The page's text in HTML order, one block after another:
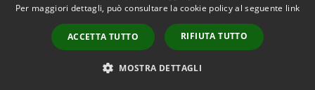
Area riservata
amministratori comunali
Portale Dipendente
Comunicazioni Dirigenti
Per maggiori dettagli, può consultare la cookie policy al seguente link
ACCETTA TUTTO RIFIUTA TUTTO
MOSTRA DETTAGLI